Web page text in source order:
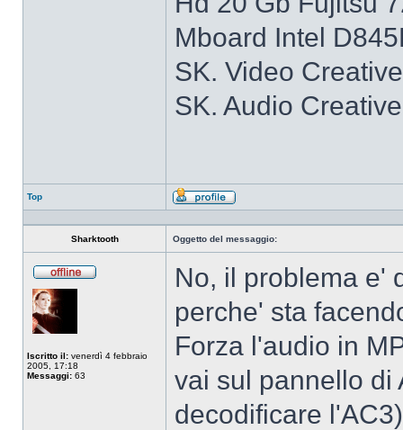
Mboard Intel
SK. Video
SK. Audio
Top
Profilo
Sharktooth Oggetto del messaggio:
Iscritto il: venerdì 4 febbraio
2005, 17:18
Messaggi: 63
No, il problema e'
perche' sta
Forza l'audio in
vai sul pannello di
decodificare